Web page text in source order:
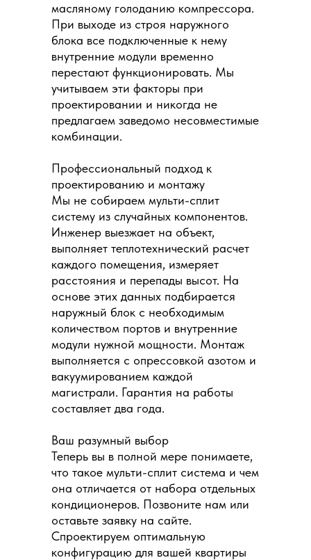
масляному голоданию компрессора.
При выходе из строя наружного
блока все подключенные к нему
внутренние модули временно
перестают функционировать. Мы
учитываем эти факторы при
проектировании и никогда не
предлагаем заведомо несовместимые
комбинации.
Профессиональный подход к
проектированию и монтажу
Мы не собираем мульти-сплит
систему из случайных компонентов.
Инженер выезжает на объект,
выполняет теплотехнический расчет
каждого помещения, измеряет
расстояния и перепады высот. На
основе этих данных подбирается
наружный блок с необходимым
количеством портов и внутренние
модули нужной мощности. Монтаж
выполняется с опрессовкой азотом и
вакуумированием каждой
магистрали. Гарантия на работы
составляет два года.
Ваш разумный выбор
Теперь вы в полной мере понимаете,
что такое мульти-сплит система и чем
она отличается от набора отдельных
кондиционеров. Позвоните нам или
оставьте заявку на сайте.
Спроектируем оптимальную
конфигурацию для вашей квартиры